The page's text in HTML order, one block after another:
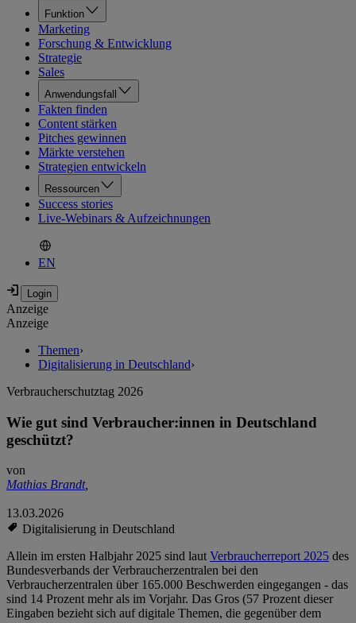
Funktion
Marketing
Forschung & Entwicklung
Strategie
Sales
Anwendungsfall
Fakten finden
Content stärken
Pitches gewinnen
Märkte verstehen
Strategien entwickeln
Ressourcen
Success stories
Live-Webinars & Aufzeichnungen
EN
Anzeige
Anzeige
Themen›
Digitalisierung in Deutschland›
Verbraucherschutztag 2026
Wie gut sind Verbraucher:innen in Deutschland
geschützt?
von
Mathias Brandt,
13.03.2026
Digitalisierung in Deutschland
Allein im ersten Halbjahr 2025 sind lautVerbraucherreport 2025 des
Bundesverbands der Verbraucherzentralen bei den
Verbraucherzentralen über 165.000 Beschwerden eingegangen - das
sind 14 Prozent mehr als im Vorjahr. Das Gros (57 Prozent dieser
Eingaben bezieht sich auf digitale Themen, die gegenüber dem